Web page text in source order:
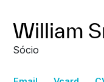
William
Sócio